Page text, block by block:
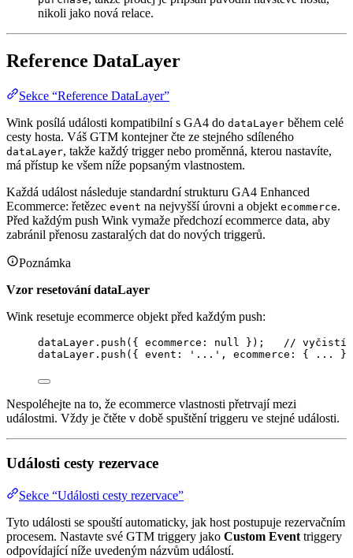
nikoli jako nová relace.
Reference DataLayer
Sekce “Reference DataLayer”
Wink posílá události kompatibilní s GA4 do dataLayer během celé
cesty hosta. Váš GTM kontejner čte ze stejného sdíleného
dataLayer, takže každý trigger nebo proměnná, kterou nastavíte,
má přístup ke všem níže popsaným vlastnostem.
Každá událost následuje standardní strukturu GA4 Enhanced
Ecommerce: řetězec event na nejvyšší úrovni a objekt ecommerce.
Před každým push Wink vymaže předchozí ecommerce data, aby
zabránil přenosu zastaralých dat do nových triggerů.
Poznámka
Vzor resetování dataLayer
Wink resetuje ecommerce objekt před každým push:
dataLayer . push ({ ecommerce: null }); // vyčistí
dataLayer . push ({ event: ' ... ' , ecommerce: { ... }
Nespoléhejte na to, že ecommerce vlastnosti přetrvají mezi
událostmi. Vždy je čtěte v době spuštění triggeru ve stejné události.
Události cesty rezervace
Sekce “Události cesty rezervace”
Tyto události se spouští automaticky, jak host postupuje rezervačním
procesem. Nastavte své GTM triggery jako Custom Event triggery
odpovídající níže uvedeným názvům událostí.